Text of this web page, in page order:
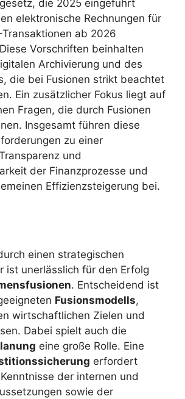
die 2025 eingeführt
elektronische Rechnungen für
ab 2026
Vorschriften beinhalten
Archivierung und des
die bei Fusionen strikt beachtet
Ein zusätzlicher Fokus liegt auf
Fragen, die durch Fusionen
Insgesamt führen diese
zu einer
und
der Finanzprozesse und
Effizienzsteigerung bei.
einen strategischen
ist unerlässlich für den Erfolg
. Entscheidend ist
Fusionsmodells,
wirtschaftlichen Zielen und
Dabei spielt auch die
eine große Rolle. Eine
erfordert
der internen und
sowie der